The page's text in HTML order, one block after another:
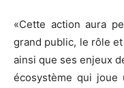
«Cette action aura
grand public, le rôle
ainsi que ses enjeux
écosystème qui